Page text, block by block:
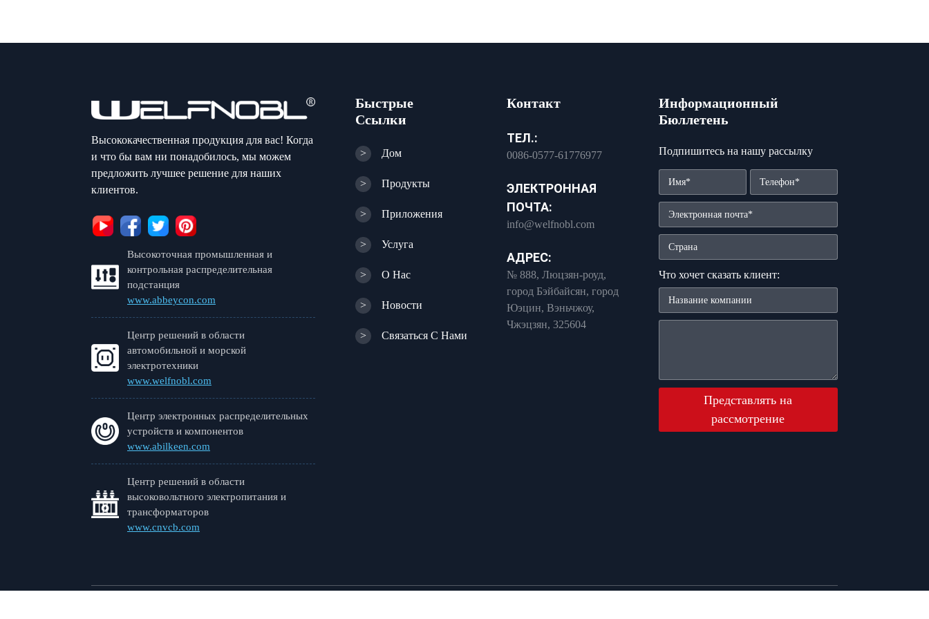
Высококачественная продукция для вас! Когда
и что бы вам ни понадобилось, мы можем
предложить лучшее решение для наших
клиентов.
Высокоточная промышленная и
контрольная распределительная
подстанция
www.abbeycon.com
Центр решений в области
автомобильной и морской
электротехники
www.welfnobl.com
Центр электронных распределительных
устройств и компонентов
www.abilkeen.com
Центр решений в области
высоковольтного электропитания и
трансформаторов
www.cnvcb.com
Быстрые
Ссылки
> Дом
> Продукты
> Приложения
> Услуга
> О Нас
> Новости
> Связаться С Нами
Контакт
ТЕЛ.:
0086-0577-61776977
ЭЛЕКТРОННАЯ
ПОЧТА:
info@welfnobl.com
АДРЕС:
№ 888, Люцзян-роуд,
город Бэйбайсян, город
Юэцин, Вэньчжоу,
Чжэцзян, 325604
Информационный
Бюллетень
Подпишитесь на нашу рассылку
Что хочет сказать клиент:
Представлять на
рассмотрение